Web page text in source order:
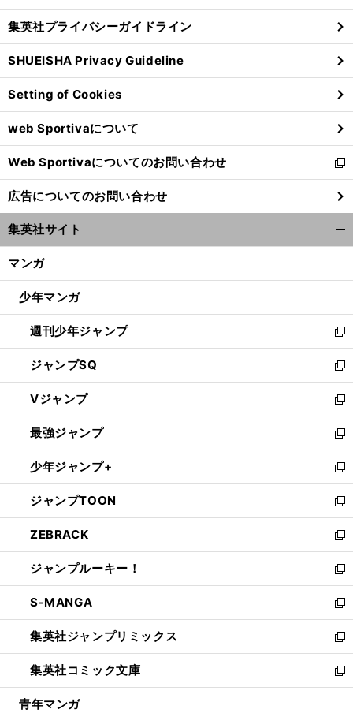
る
し
い
ウ
ィ
ン
ド
ウ
で
開
く
集英社プライバシーガイドライン
SHUEISHA Privacy Guideline
Setting of Cookies
web Sportivaについて
Web Sportivaについてのお問い合わせ
新
し
い
ウ
ィ
ン
ウ
開
く
広告についてのお問い合わせ
集英社サイト
マンガ
少年マンガ
週刊少年ジャンプ
新
し
い
ウ
ィ
ン
ド
ウ
で
開
く
ジャンプSQ
新
し
い
ウ
ィ
ン
ド
ウ
で
開
く
Vジャンプ
新
し
い
ウ
ィ
ン
ド
ウ
で
開
く
最強ジャンプ
新
し
い
ウ
ィ
ン
ド
ウ
で
開
く
少年ジャンプ+
新
し
い
ウ
ィ
ン
ド
ウ
で
開
く
ジャンプTOON
新
し
い
ウ
ィ
ン
ド
ウ
で
開
く
ZEBRACK
新
し
い
ウ
ィ
ン
ド
ウ
で
開
ジャンプルーキー！
新
し
い
ウ
ィ
ン
ド
ウ
S-MANGA
新
し
い
ウ
ィ
ン
集英社ジャンプリミックス
新
し
い
ウ
集英社コミック文庫
新
し
青年マンガ